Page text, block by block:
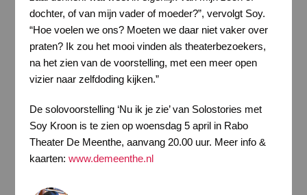
dochter, of van mijn vader of moeder?”, vervolgt Soy.
“Hoe voelen we ons? Moeten we daar niet vaker over
praten? Ik zou het mooi vinden als theaterbezoekers,
na het zien van de voorstelling, met een meer open
vizier naar zelfdoding kijken.”
De solovoorstelling ‘Nu ik je zie’ van Solostories met
Soy Kroon is te zien op woensdag 5 april in Rabo
Theater De Meenthe, aanvang 20.00 uur. Meer info &
kaarten: www.demeenthe.nl